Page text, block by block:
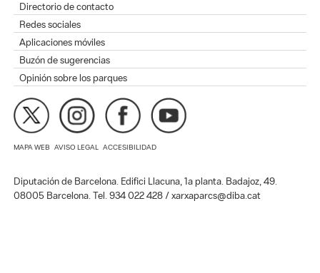
Directorio de contacto
Redes sociales
Aplicaciones móviles
Buzón de sugerencias
Opinión sobre los parques
MAPA WEB AVISO LEGAL ACCESIBILIDAD
Diputación de Barcelona. Edifici Llacuna, 1a planta. Badajoz, 49.
08005 Barcelona. Tel. 934 022 428 / xarxaparcs@diba.cat